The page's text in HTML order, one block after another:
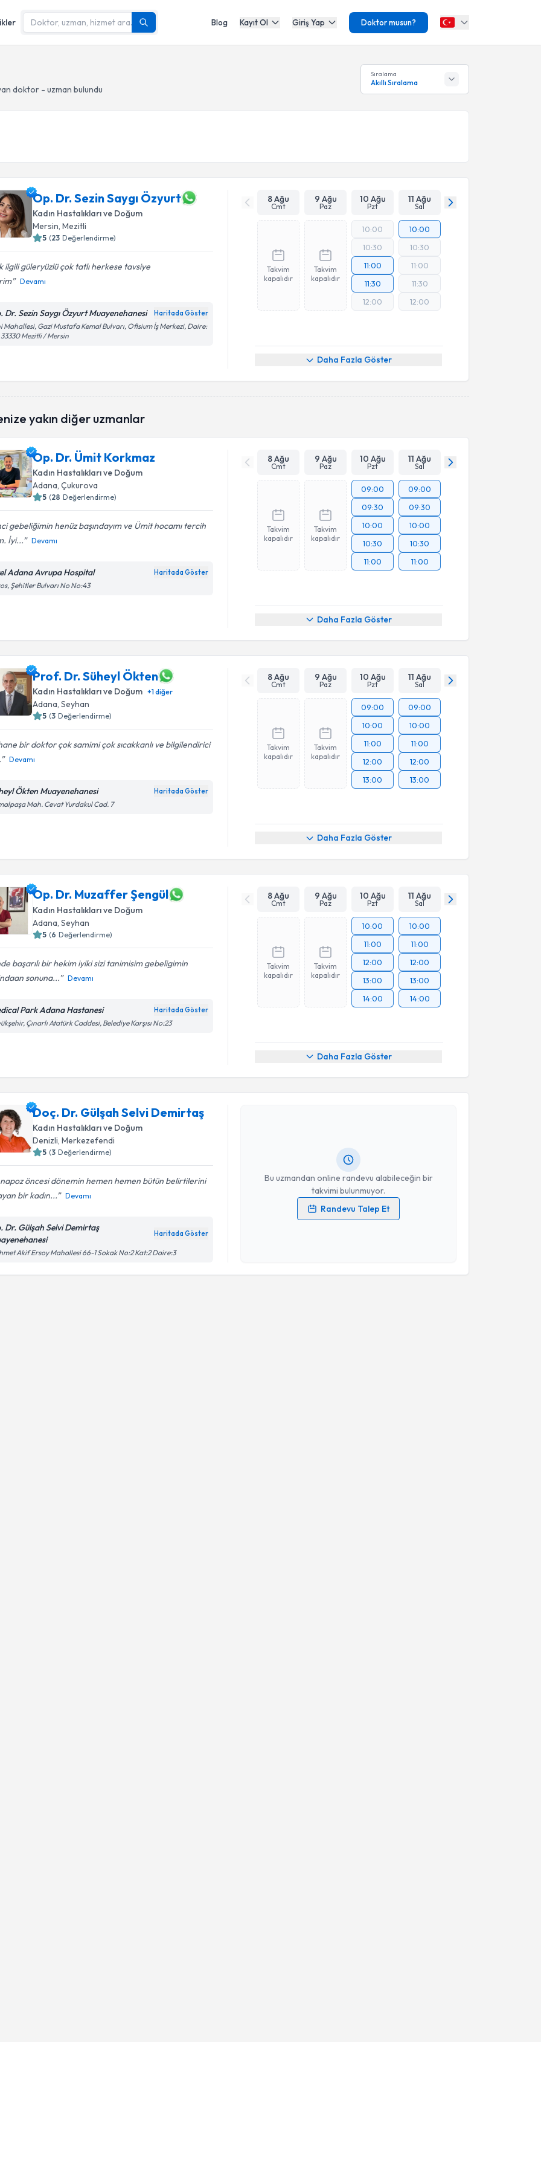
Blog Kayıt Ol Giriş Yap Doktor musun?
doktor - uzman bulundu
Sıralama
Akıllı Sıralama
Op. Dr. Sezin Saygı Özyurt
Kadın Hastalıkları ve Doğum
Mersin, Mezitli
5 (23 Değerlendirme)
ilgili güleryüzlü çok tatlı herkese tavsiye
Devamı
Dr. Sezin Saygı Özyurt Muayenehanesi Haritada Göster
Mahallesi, Gazi Mustafa Kemal Bulvarı, Ofisium İş Merkezi, Daire:
Mezitli / Mersin
8 Ağu
Cmt
9 Ağu
Paz
10 Ağu
Pzt
11 Ağu
Sal
Takvim
kapalıdır
Takvim
kapalıdır
10:00
10:30
11:00
11:30
12:00
10:00
10:30
11:00
11:30
12:00
Daha Fazla Göster
yakın diğer uzmanlar
Op. Dr. Ümit Korkmaz
Kadın Hastalıkları ve Doğum
Adana , Çukurova
5 (28 Değerlendirme)
gebeliğimin henüz başındayım ve Ümit hocamı tercih
İyi...
Devamı
Adana Avrupa Hospital Haritada Göster
Şehitler Bulvarı No No:43
8 Ağu
Cmt
9 Ağu
Paz
10 Ağu
Pzt
11 Ağu
Sal
Takvim
kapalıdır
Takvim
kapalıdır
09:00
09:30
10:00
10:30
11:00
09:00
09:30
10:00
10:30
11:00
Daha Fazla Göster
Prof. Dr. Süheyl Ökten
Kadın Hastalıkları ve Doğum +1diğer
Adana, Seyhan
5 (3 Değerlendirme)
bir doktor çok samimi çok sıcakkanlı ve bilgilendirici
Devamı
Ökten Muayenehanesi Haritada Göster
Mah. Cevat Yurdakul Cad. 7
8 Ağu
Cmt
9 Ağu
Paz
10 Ağu
Pzt
11 Ağu
Sal
Takvim
kapalıdır
Takvim
kapalıdır
09:00
10:00
11:00
12:00
13:00
09:00
10:00
11:00
12:00
13:00
Daha Fazla Göster
Op. Dr. Muzaffer Şengül
Kadın Hastalıkları ve Doğum
Adana , Seyhan
5 (6 Değerlendirme)
başarılı bir hekim iyiki sizi tanimisim gebeligimin
sonuna...
Devamı
Park Adana Hastanesi Haritada Göster
Çınarlı Atatürk Caddesi, Belediye Karşısı No:23
8 Ağu
Cmt
9 Ağu
Paz
10 Ağu
Pzt
11 Ağu
Sal
Takvim
kapalıdır
Takvim
kapalıdır
10:00
11:00
12:00
13:00
14:00
10:00
11:00
12:00
13:00
14:00
Daha Fazla Göster
Doç. Dr. Gülşah Selvi Demirtaş
Kadın Hastalıkları ve Doğum
Denizli, Merkezefendi
5 (3 Değerlendirme)
öncesi dönemin hemen hemen bütün belirtilerini
bir kadın...
Devamı
Dr. Gülşah Selvi Demirtaş
Haritada Göster
Akif Ersoy Mahallesi 66-1 Sokak No:2 Kat:2 Daire:3
Bu uzmandan online randevu alabileceğin bir
takvimi bulunmuyor.
Randevu Talep Et
Kişisel verilerimin işlenmesine ilişkinAydınlatma Metni